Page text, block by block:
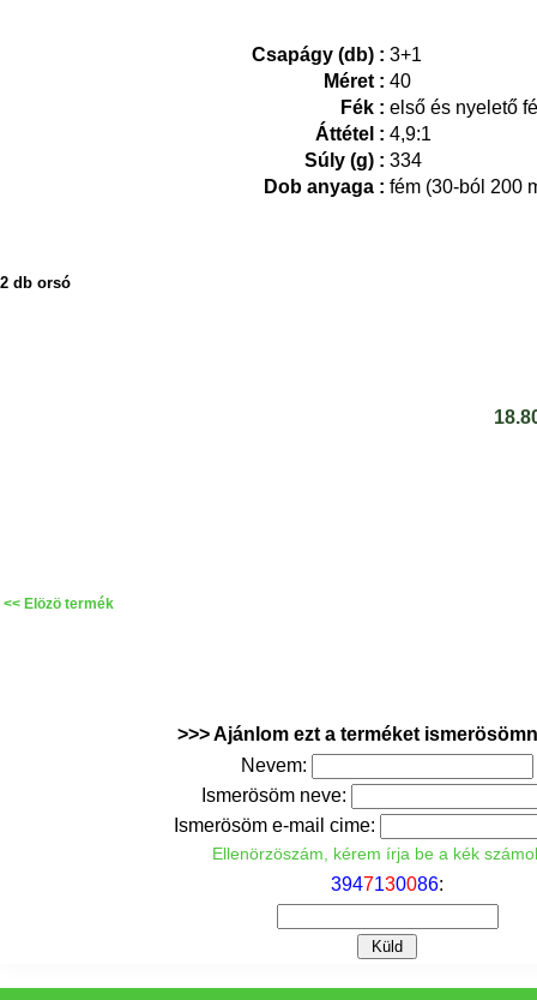
Csapágy (db) : 3+1
Méret : 40
Fék : első és nyelető
Áttétel : 4,9:1
Súly (g) : 334
Dob anyaga : fém (30-ból 200
2 db orsó
<< Elözö termék
>>> Ajánlom ezt a terméket
Nevem:
Ismerösöm neve:
Ismerösöm e-mail cime:
Ellenörzöszám, kérem írja be a kék
3947130086: